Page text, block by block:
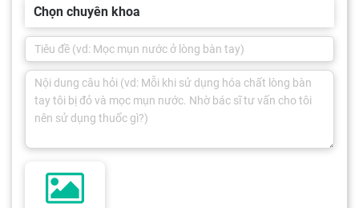
Chọn chuyên khoa